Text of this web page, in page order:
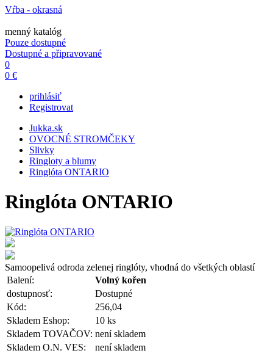
Vŕba - okrasná
menný katalóg
Pouze dostupné
Dostupné a připravované
0
0 €
prihlásiť
Registrovat
Jukka.sk
OVOCNÉ STROMČEKY
Slivky
Ringloty a blumy
Ringlóta ONTARIO
Ringlóta ONTARIO
Samoopelivá odroda zelenej ringlóty, vhodná do všetkých oblastí
Balení:
Volný kořen
dostupnosť:
Dostupné
Kód:
256,04
Skladem Eshop:
10 ks
Skladem TOVAČOV: není skladem
Skladem O.N. VES:
není skladem